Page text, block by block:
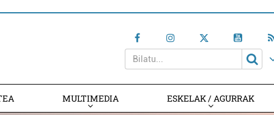
MULTIMEDIA ESKELAK / AGURRAK